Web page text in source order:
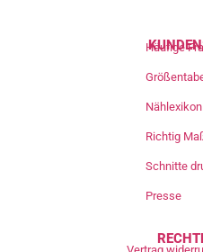
Häufige
Nählexikon
Richtig
Schnitte
Presse